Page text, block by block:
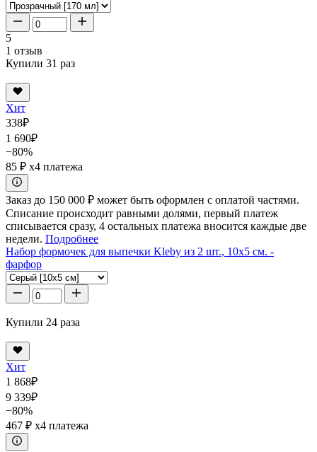
5
1 отзыв
Купили 31 раз
Хит
338₽
1 690₽
−80%
85 ₽ x4 платежа
Заказ до 150 000 ₽ может быть оформлен с оплатой частями.
Списание происходит равными долями, первый платеж
списывается сразу, 4 остальных платежа вносится каждые две
недели. Подробнее
Набор формочек для выпечки Kleby из 2 шт., 10x5 см. -
фарфор
Купили 24 раза
Хит
1 868₽
9 339₽
−80%
467 ₽ x4 платежа